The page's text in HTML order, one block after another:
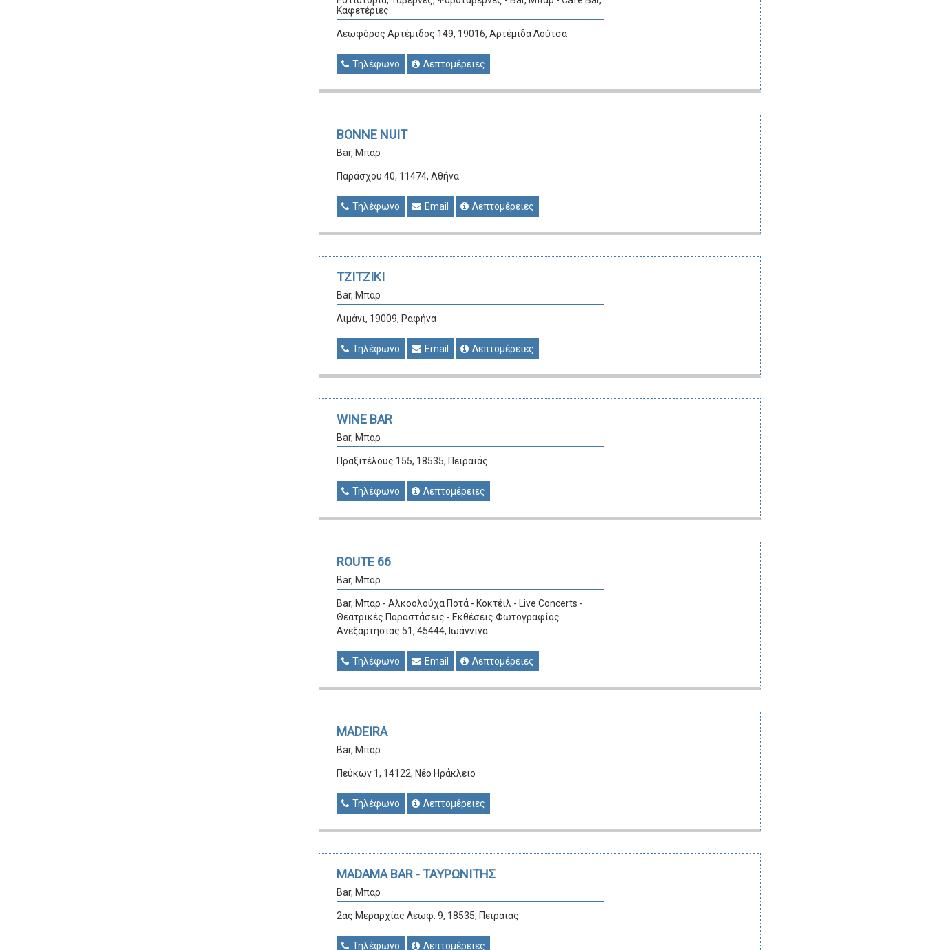
Καφετέριες
Λεωφόρος Αρτέμιδος 149, 19016, Αρτέμιδα Λούτσα
Τηλέφωνο Λεπτομέρειες
BONNE NUIT
Bar, Μπαρ
Παράσχου 40, 11474, Αθήνα
Τηλέφωνο Email Λεπτομέρειες
ΤΖΙΤΖΙΚΙ
Bar, Μπαρ
Λιμάνι, 19009, Ραφήνα
Τηλέφωνο Email Λεπτομέρειες
WINE BAR
Bar, Μπαρ
Πραξιτέλους 155, 18535, Πειραιάς
Τηλέφωνο Λεπτομέρειες
ROUTE 66
Bar, Μπαρ
Bar, Μπαρ - Αλκοολούχα Ποτά - Κοκτέιλ - Live Concerts -
Θεατρικές Παραστάσεις - Εκθέσεις Φωτογραφίας
Ανεξαρτησίας 51, 45444, Ιωάννινα
Τηλέφωνο Email Λεπτομέρειες
MADEIRA
Bar, Μπαρ
Πεύκων 1, 14122, Νέο Ηράκλειο
Τηλέφωνο Λεπτομέρειες
MADAMA BAR - ΤΑΥΡΩΝΙΤΗΣ
Bar, Μπαρ
2ας Μεραρχίας Λεωφ. 9, 18535, Πειραιάς
Τηλέφωνο Λεπτομέρειες